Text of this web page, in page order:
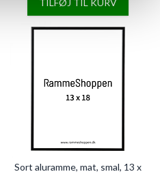
TILFØJ TIL KURV
Sort aluramme, mat, smal, 13 x